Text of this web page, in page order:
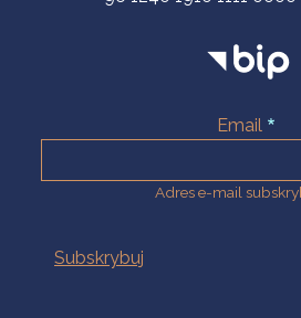
Email
Adres e-mail